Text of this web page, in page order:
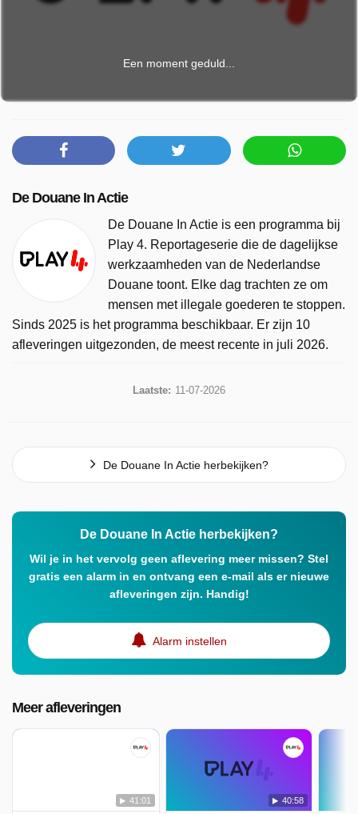
Een moment geduld...
De Douane In Actie
De Douane In Actie is een programma bij
Play 4. Reportageserie die de dagelijkse
werkzaamheden van de Nederlandse
Douane toont. Elke dag trachten ze om
mensen met illegale goederen te stoppen.
Sinds 2025 is het programma beschikbaar. Er zijn 10
afleveringen uitgezonden, de meest recente in juli 2026.
Laatste: 11-07-2026
De Douane In Actie herbekijken?
De Douane In Actie herbekijken?
Wil je in het vervolg geen aflevering meer missen? Stel
gratis een alarm in en ontvang een e-mail als er nieuwe
afleveringen zijn. Handig!
Alarm instellen
Meer afleveringen
41:01 40:58